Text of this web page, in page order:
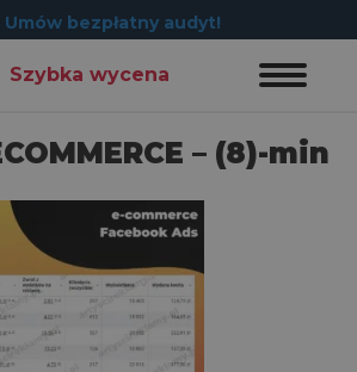
Umów bezpłatny audyt!
Szybka wycena
– (8)-min